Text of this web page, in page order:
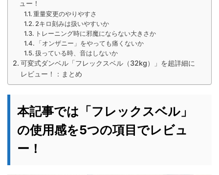
ュー！
重量変更のやりやすさ
2キロ刻みは扱いやすいか
トレーニング時に邪魔にならない大きさか
「オンザニー」をやっても痛くないか
扱っている時、音はしないか
可変式ダンベル「フレックスベル（32kg）」を超詳細に
レビュー！：まとめ
本記事では「フレックスベル」
の使用感を5つの項目でレビュ
ー！